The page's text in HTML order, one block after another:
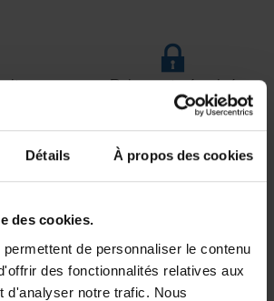
Détails À propos des cookies
des cookies.
de personnaliser le contenu
des fonctionnalités relatives aux
d'analyser notre trafic. Nous
santé
de 99€
Paiement sécurisé
Paiement en ligne 100% sécurisé par
carte bancaire ou Paypal
Lundi au jeudi : 9h à 12h30 - 13h30 à
Le vendredi jusqu'à 17h